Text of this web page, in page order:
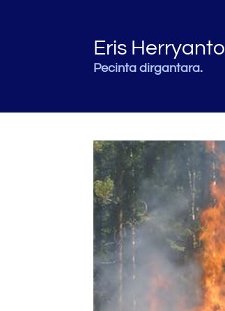
Eris Herryanto
Pecinta dirgantara.